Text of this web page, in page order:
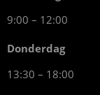
9:00 – 12:00
Donderdag
13:30 – 18:00